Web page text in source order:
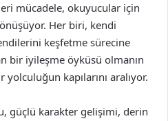
mücadele, okuyucular için
Her biri, kendi
keşfetme sürecine
bir iyileşme öyküsü olmanın
kapılarını aralıyor.
güçlü karakter gelişimi, derin